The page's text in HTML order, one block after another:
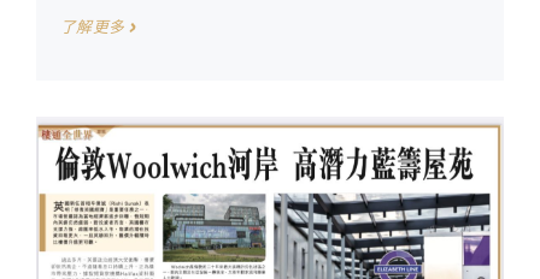
了解更多